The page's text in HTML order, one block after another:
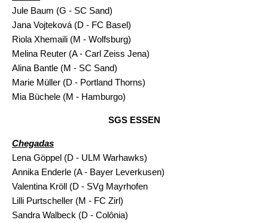
Jule Baum (G - SC Sand)
Jana Vojteková (D - FC Basel)
Riola Xhemaili (M - Wolfsburg)
Melina Reuter (A - Carl Zeiss Jena)
Alina Bantle (M - SC Sand)
Marie Müller (D - Portland Thorns)
Mia Büchele (M - Hamburgo)
SGS ESSEN
Chegadas
Lena Göppel (D - ULM Warhawks)
Annika Enderle (A - Bayer Leverkusen)
Valentina Kröll (D - SVg Mayrhofen
Lilli Purtscheller (M - FC Zirl)
Sandra Walbeck (D - Colônia)